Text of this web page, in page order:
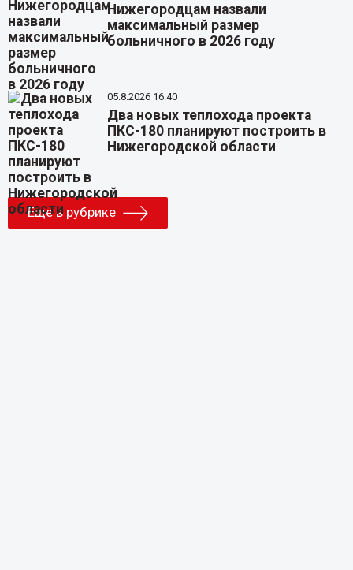
Нижегородцам назвали
максимальный размер
больничного в 2026 году
05.8.2026 16:40
Два новых теплохода проекта
ПКС-180 планируют построить в
Нижегородской области
Еще в рубрике